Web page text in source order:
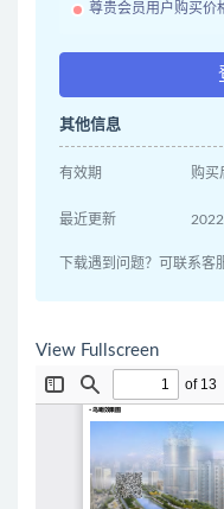
尊贵会员用户购买价
其他信息
有效期 购买
最近更新
下载遇到问题？可联系客
View Fullscreen